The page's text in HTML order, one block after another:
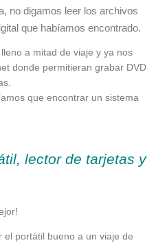
no digamos leer los archivos
que habíamos encontrado.
a mitad de viaje y ya nos
donde permitieran grabar DVD
que encontrar un sistema
lector de tarjetas y
el portátil bueno a un viaje de